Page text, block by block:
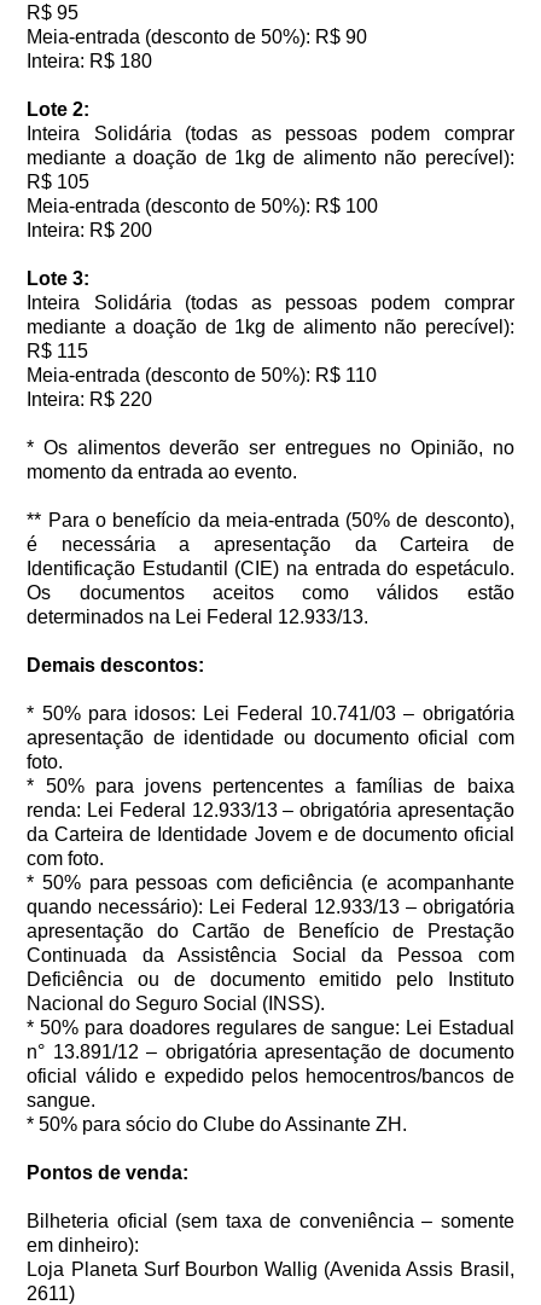
R$ 95
Meia-entrada (desconto de 50%): R$ 90
Inteira: R$ 180
Lote 2:
Inteira Solidária (todas as pessoas podem comprar
mediante a doação de 1kg de alimento não perecível):
R$ 105
Meia-entrada (desconto de 50%): R$ 100
Inteira: R$ 200
Lote 3:
Inteira Solidária (todas as pessoas podem comprar
mediante a doação de 1kg de alimento não perecível):
R$ 115
Meia-entrada (desconto de 50%): R$ 110
Inteira: R$ 220
* Os alimentos deverão ser entregues no Opinião, no
momento da entrada ao evento.
** Para o benefício da meia-entrada (50% de desconto),
é necessária a apresentação da Carteira de
Identificação Estudantil (CIE) na entrada do espetáculo.
Os documentos aceitos como válidos estão
determinados na Lei Federal 12.933/13.
Demais descontos:
* 50% para idosos: Lei Federal 10.741/03 – obrigatória
apresentação de identidade ou documento oficial com
foto.
* 50% para jovens pertencentes a famílias de baixa
renda: Lei Federal 12.933/13 – obrigatória apresentação
da Carteira de Identidade Jovem e de documento oficial
com foto.
* 50% para pessoas com deficiência (e acompanhante
quando necessário): Lei Federal 12.933/13 – obrigatória
apresentação do Cartão de Benefício de Prestação
Continuada da Assistência Social da Pessoa com
Deficiência ou de documento emitido pelo Instituto
Nacional do Seguro Social (INSS).
* 50% para doadores regulares de sangue: Lei Estadual
n° 13.891/12 – obrigatória apresentação de documento
oficial válido e expedido pelos hemocentros/bancos de
sangue.
* 50% para sócio do Clube do Assinante ZH.
Pontos de venda:
Bilheteria oficial (sem taxa de conveniência – somente
em dinheiro):
Loja Planeta Surf Bourbon Wallig (Avenida Assis Brasil,
2611)